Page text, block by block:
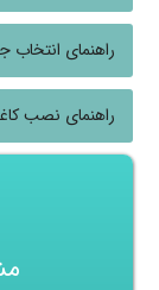
راهنمای
راهنمای نصب